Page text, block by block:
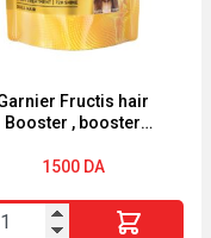
Fructis hair
Booster , booster
60ml
1500 DA